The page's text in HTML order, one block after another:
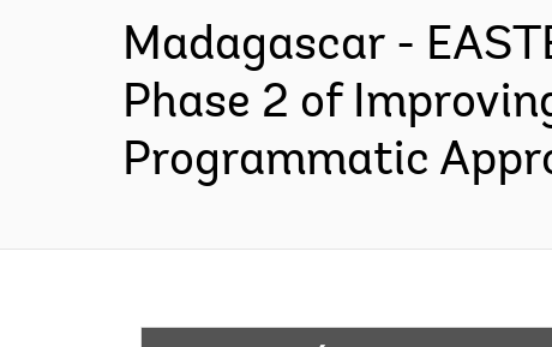
Madagascar -
Phase 2 of
Programmatic